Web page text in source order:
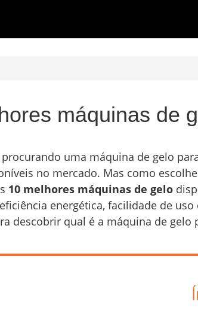
máquinas de
procurando uma máquina de gelo
no mercado. Mas como
10 melhores máquinas de gelo
energética, facilidade de
descobrir qual é a máquina de gelo